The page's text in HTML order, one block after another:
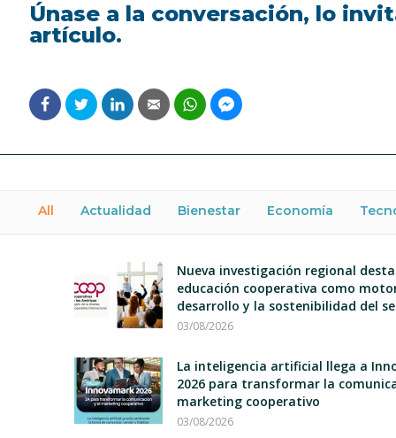
Únase a la conversación, lo
artículo.
All Actualidad Bienestar Economía
Nueva investigación regional
educación cooperativa como
desarrollo y la sostenibilidad del
03/08/2026
La inteligencia artificial llega a
2026 para transformar la
marketing cooperativo
03/08/2026